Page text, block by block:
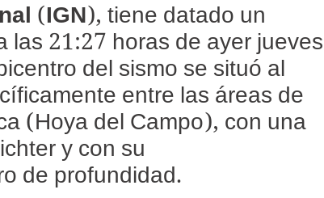
(IGN), tiene datado un
21:27 horas de ayer jueves
del sismo se situó al
entre las áreas de
(Hoya del Campo), con una
y con su
de profundidad.